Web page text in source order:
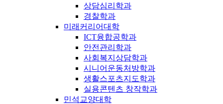
상담심리학과
경찰학과
미래커리어대학
ICT융합공학과
안전관리학과
사회복지상담학과
시니어운동처방학과
생활스포츠지도학과
실용콘텐츠 창작학과
민석교양대학